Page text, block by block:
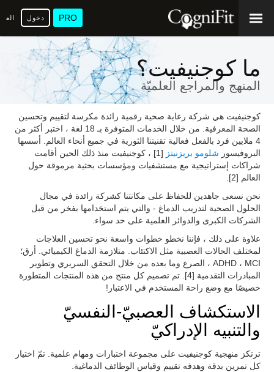
PRO دخول
ما كوجنيفيت؟
المنهج والمراجع العلميّة
كوجنيفيت هي شركة رعاية صحية رقمية رائدة مكرسة لتقييم وتحسين
الصحة المعرفية. من خلال الخدمات المتوفرة بـ 18 لغة ، اختبر أكثر من
4 ملايين فرد بالفعل فعالية تقنيتنا الثورية في جميع أنحاء العالم. أسسها
البروفيسور شلومو بريزنيتز
[1] ، كوجنيفيت منذ ذلك الحين أقامت
شراكات إستراتيجية مع مستشفيات ومؤسسات بحثية مرموقة حول
العالم [2].
نحن نسعى جاهدين للحفاظ على مكانتنا كشركة رائدة في مجال
الحلول الصحية لتدريب الدماغ - والتي يتم استخدامها بفخر من قبل
الشركات الكبرى والدوائر العلمية على حد سواء.
علاوة على ذلك ، فإننا نخطو خطوات واسعة نحو تحسين العلاجات
لمختلف الحالات العصبية مثل الاكتئاب. متلازمة الدماغ الكيميائي. أرق؛
ADHD ، MCI ، الصرع وما بعده من خلال التحقق السريري وتطوير
المبادرات التقدمية [4]. تم تصميم كل منتج من هذه المنتجات المتطورة
خصيصًا مع وضع راحة المستخدم في الاعتبار!
الاستكشاف العصبيّ-النفسيّ
والتنبيه الإدراكيّ
ترتكز منهجية كوجنيفيت على مجموعة اختبارات ومهام علمية. تمّ اختيار
كل تمرين بدقة وهدفه تقييم وقياس الوظائف الدماغية.